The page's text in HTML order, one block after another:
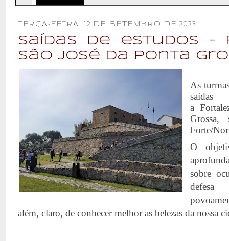
TERÇA-FEIRA, 12 DE SETEMBRO DE 2023
Saídas de estudos -
São José da Ponta
As
saídas
a
Grossa,
Forte/
O
sobre
além, claro, de conhecer melhor as belezas da nossa